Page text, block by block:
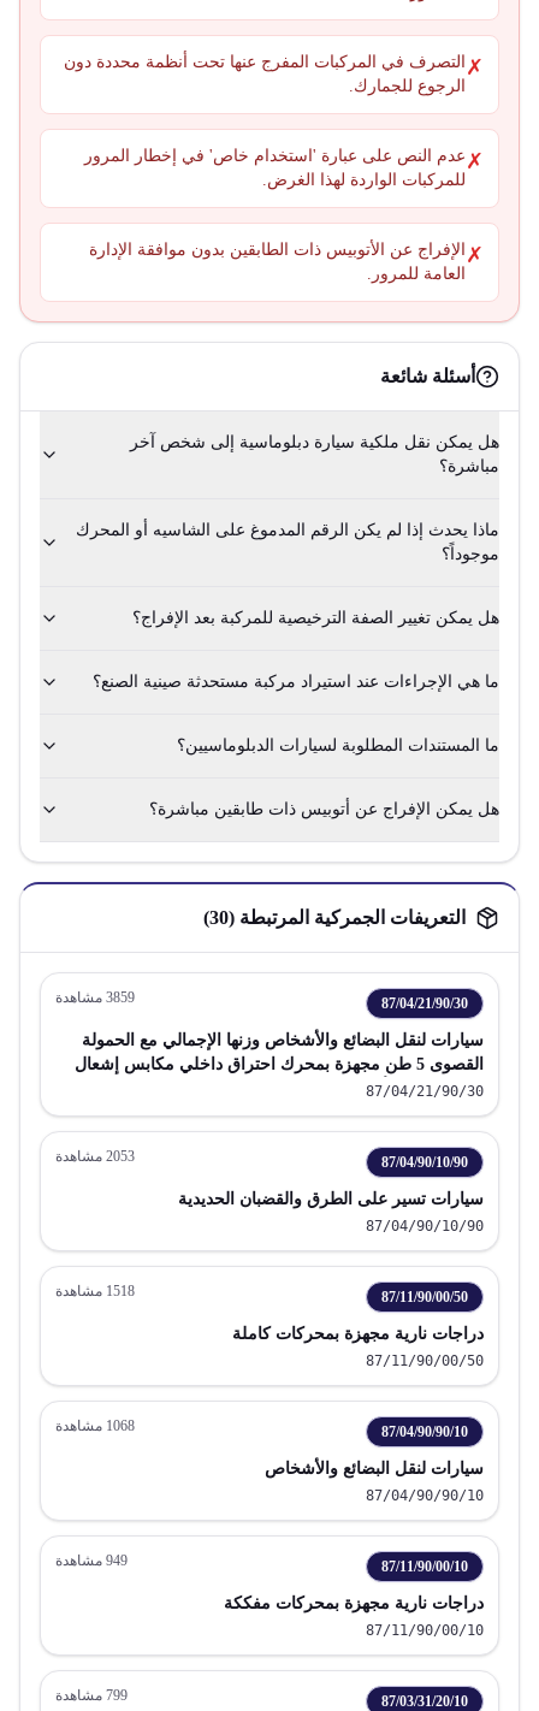
✗ التصرف في المركبات المفرج عنها تحت أنظمة محددة دون
الرجوع للجمارك.
✗ عدم النص على عبارة 'استخدام خاص' في إخطار المرور
للمركبات الواردة لهذا الغرض.
✗ الإفراج عن الأتوبيس ذات الطابقين بدون موافقة الإدارة
العامة للمرور.
أسئلة شائعة
هل يمكن نقل ملكية سيارة دبلوماسية إلى شخص آخر
مباشرة؟
ماذا يحدث إذا لم يكن الرقم المدموغ على الشاسيه أو المحرك
موجوداً؟
هل يمكن تغيير الصفة الترخيصية للمركبة بعد الإفراج؟
ما هي الإجراءات عند استيراد مركبة مستحدثة صينية الصنع؟
ما المستندات المطلوبة لسيارات الدبلوماسيين؟
هل يمكن الإفراج عن أتوبيس ذات طابقين مباشرة؟
التعريفات الجمركية المرتبطة (30
)
87/04/21/90/30
3859 مشاهدة
سيارات لنقل البضائع والأشخاص وزنها الإجمالي مع الحمولة
القصوى 5 طن مجهزة بمحرك احتراق داخلي مكابس إشعال
بالضغط ديزل أو نصف ديزل
87/04/21/90/30
87/04/90/10/90
2053 مشاهدة
سيارات تسير على الطرق والقضبان الحديدية
87/04/90/10/90
87/11/90/00/50
1518 مشاهدة
دراجات نارية مجهزة بمحركات كاملة
87/11/90/00/50
87/04/90/90/10
1068 مشاهدة
سيارات لنقل البضائع والأشخاص
87/04/90/90/10
87/11/90/00/10
949 مشاهدة
دراجات نارية مجهزة بمحركات مفككة
87/11/90/00/10
87/03/31/20/10
799 مشاهدة